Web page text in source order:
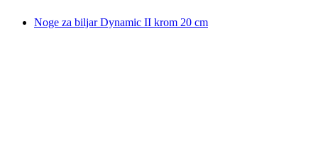
Noge za biljar Dynamic II krom 20 cm